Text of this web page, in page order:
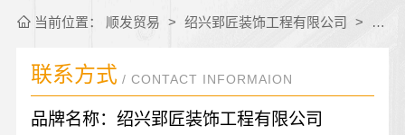
当前位置： 顺发贸易 > 绍兴郢匠装饰工程有限公司 > 联系
联系方式 / CONTACT INFORMAION
品牌名称：绍兴郢匠装饰工程有限公司